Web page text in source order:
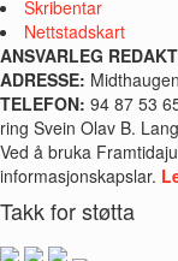
Skribentar
Nettstadskart
ANSVARLEG
ADRESSE:
TELEFON: 94 87 53
ring Svein Olav B.
Ved å bruka
informasjonskapslar.
Takk for støtta